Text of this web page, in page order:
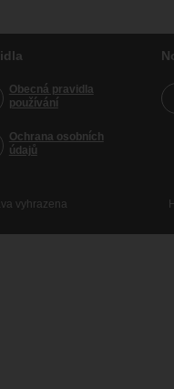
Obecná pravidla
používání
Ochrana osobních
údajů
vyhrazena